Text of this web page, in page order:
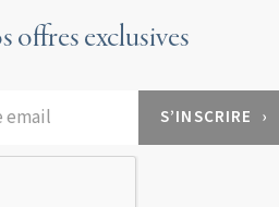
offres exclusives